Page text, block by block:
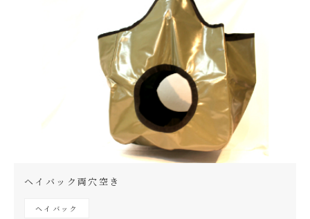
ヘイバック両穴空き
ヘイバック